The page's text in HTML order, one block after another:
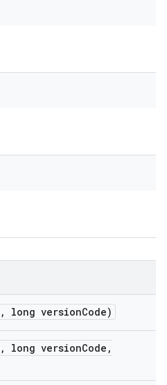
, long versionCode)
, long versionCode ,